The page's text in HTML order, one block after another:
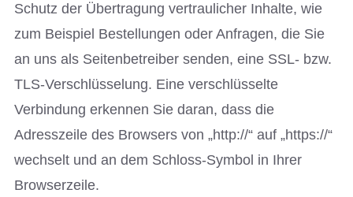
Schutz der Übertragung vertraulicher Inhalte, wie
zum Beispiel Bestellungen oder Anfragen, die Sie
an uns als Seitenbetreiber senden, eine SSL- bzw.
TLS-Verschlüsselung. Eine verschlüsselte
Verbindung erkennen Sie daran, dass die
Adresszeile des Browsers von „http://“ auf „https://“
wechselt und an dem Schloss-Symbol in Ihrer
Browserzeile.